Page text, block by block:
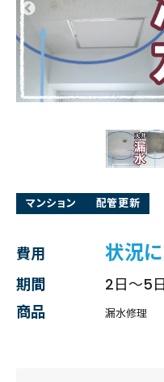
マンション 配管更新
費用 状況
期間
2日～5日
商品
漏水修理